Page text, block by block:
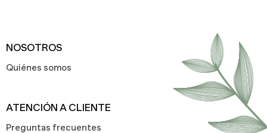
NOSOTROS
Quiénes somos
ATENCIÓN A CLIENTE
Preguntas frecuentes